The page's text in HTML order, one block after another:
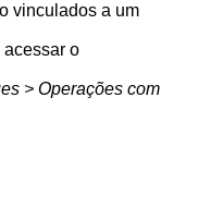
vinculados a um
o
> Operações com